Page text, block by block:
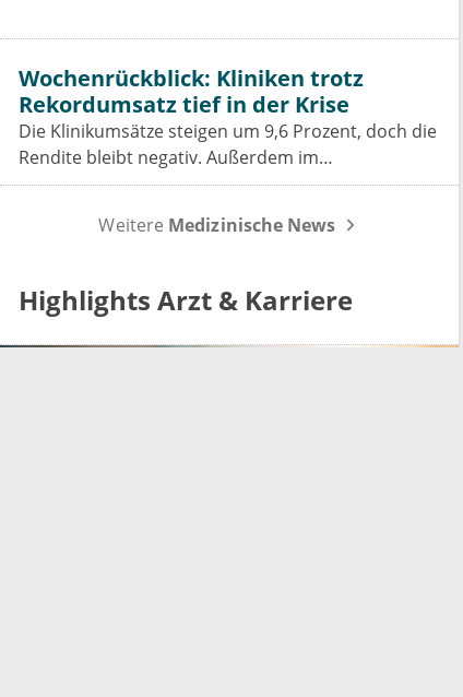
GKV-Spargesetz für Praxen, Pharmaindustrie und
Prävention bedeutet.
Wochenrückblick: Kliniken trotz
Rekordumsatz tief in der Krise
Die Klinikumsätze steigen um 9,6 Prozent, doch die
Rendite bleibt negativ. Außerdem im
Wochenrückblick: das Spargesetz im
und die GOÄ-Reform.
Weitere Medizinische News
Highlights Arzt & Karriere